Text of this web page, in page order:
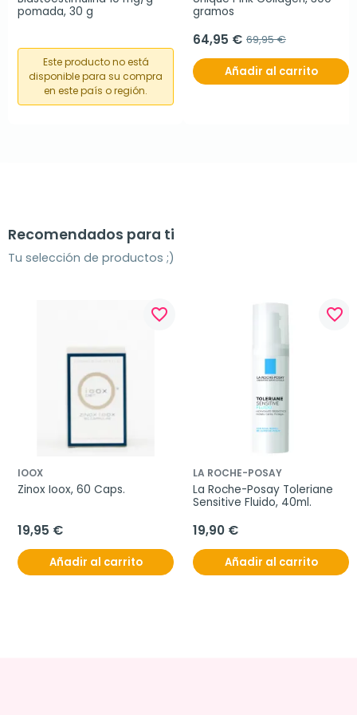
pomada, 30 g
Este producto no está
disponible para su compra
en este país o región.
gramos
64,95 € 69,95 €
Añadir al carrito
Recomendados para ti
Tu selección de productos ;)
favorite_border
IOOX
Zinox Ioox, 60 Caps.
19,95 €
Añadir al carrito
favorite_border
LA ROCHE-POSAY
La Roche-Posay Toleriane
Sensitive Fluido, 40ml.
19,90 €
Añadir al carrito